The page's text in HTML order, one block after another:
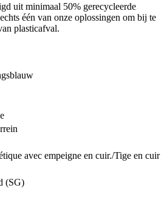
uit minimaal 50% gerecycleerde
één van onze oplossingen om bij te
plasticafval.
avec empeigne en cuir./Tige en cuir
(SG)